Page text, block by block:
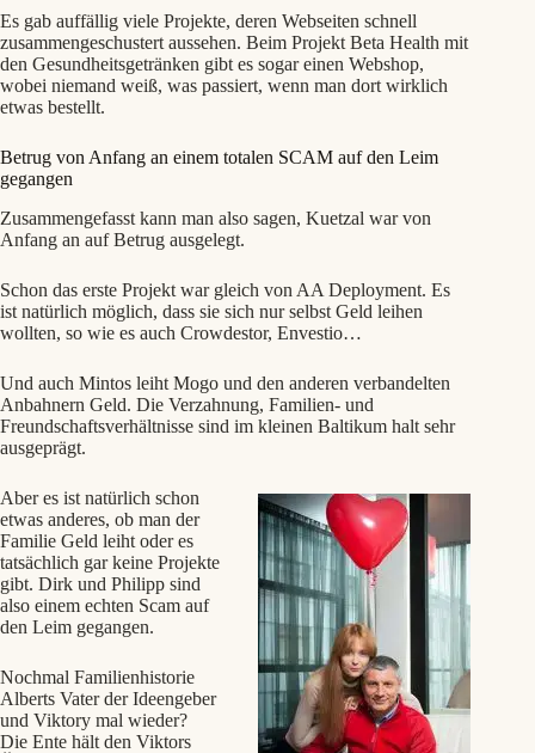
Es gab auffällig viele Projekte, deren Webseiten schnell
zusammengeschustert aussehen. Beim Projekt Beta Health mit
den Gesundheitsgetränken gibt es sogar einen Webshop,
wobei niemand weiß, was passiert, wenn man dort wirklich
etwas bestellt.
Betrug von Anfang an einem totalen SCAM auf den Leim
gegangen
Zusammengefasst kann man also sagen, Kuetzal war von
Anfang an auf Betrug ausgelegt.
Schon das erste Projekt war gleich von AA Deployment. Es
ist natürlich möglich, dass sie sich nur selbst Geld leihen
wollten, so wie es auch Crowdestor, Envestio…
Und auch Mintos leiht Mogo und den anderen verbandelten
Anbahnern Geld. Die Verzahnung, Familien- und
Freundschaftsverhältnisse sind im kleinen Baltikum halt sehr
ausgeprägt.
Aber es ist natürlich schon
etwas anderes, ob man der
Familie Geld leiht oder es
tatsächlich gar keine Projekte
gibt. Dirk und Philipp sind
also einem echten Scam auf
den Leim gegangen.
Nochmal Familienhistorie
Alberts Vater der Ideengeber
und Viktory mal wieder?
Die Ente hält den Viktors